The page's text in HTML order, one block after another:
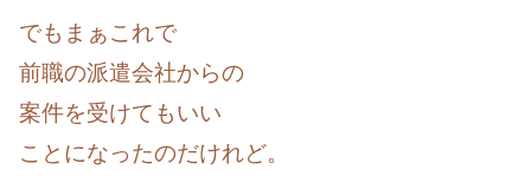
でもまぁこれで
前職の派遣会社からの
案件を受けてもいい
ことになったのだけれど。